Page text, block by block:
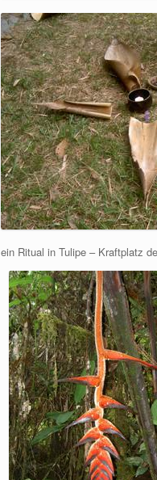
ein Ritual in Tulipe – Kraftplatz